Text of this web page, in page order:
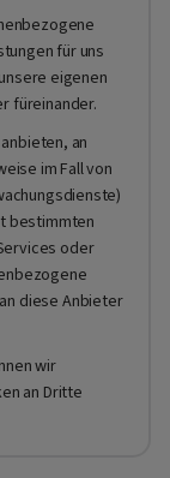
für uns
eigenen
füreinander.
an
im Fall von
bestimmten
oder
diese Anbieter
wir
an Dritte